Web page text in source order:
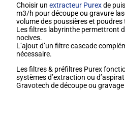
Choisir unextracteur Purexde
m3/h pour découpe ou gravure
volume des poussières et poudres
Les filtres labyrinthe permettront
nocives.
L’ajout d’un filtre cascade
nécessaire.
Les filtres & préfiltres Purex
systèmes d’extraction ou
Gravotech de découpe ou gravage